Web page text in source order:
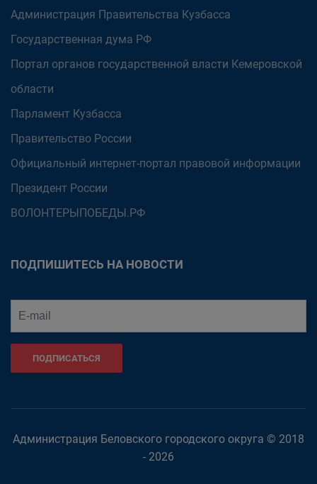
Администрация Правительства Кузбасса
Государственная дума РФ
Портал органов государственной власти Кемеровской
области
Парламент Кузбасса
Правительство России
Официальный интернет-портал правовой информации
Президент России
ВОЛОНТЕРЫПОБЕДЫ.РФ
ПОДПИШИТЕСЬ НА НОВОСТИ
ПОДПИСАТЬСЯ
Администрация Беловского городского округа © 2018
- 2026